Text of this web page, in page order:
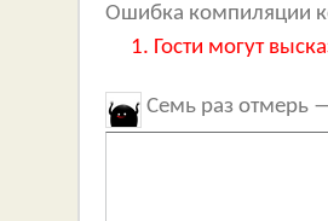
Ошибка компиляции
Гости могут
Семь раз отмерь